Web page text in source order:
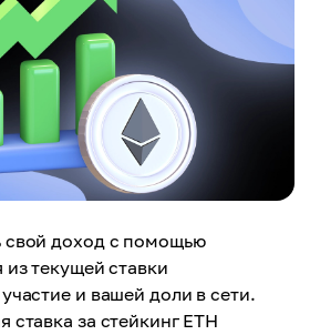
доход с помощью
текущей ставки
и вашей доли в сети.
ставка за стейкинг ETH